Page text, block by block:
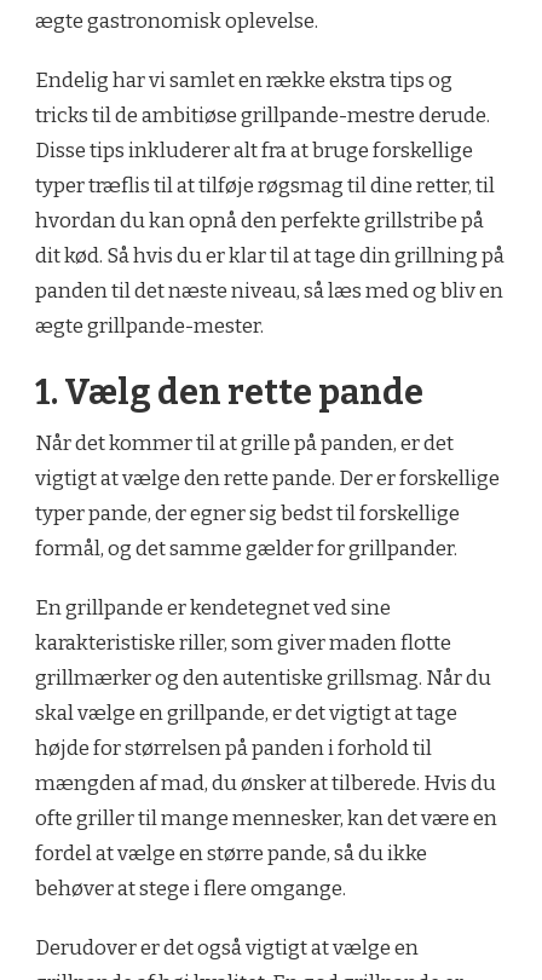
ægte gastronomisk oplevelse.
Endelig har vi samlet en række ekstra tips og
tricks til de ambitiøse grillpande-mestre derude.
Disse tips inkluderer alt fra at bruge forskellige
typer træflis til at tilføje røgsmag til dine retter, til
hvordan du kan opnå den perfekte grillstribe på
dit kød. Så hvis du er klar til at tage din grillning på
panden til det næste niveau, så læs med og bliv en
ægte grillpande-mester.
1. Vælg den rette pande
Når det kommer til at grille på panden, er det
vigtigt at vælge den rette pande. Der er forskellige
typer pande, der egner sig bedst til forskellige
formål, og det samme gælder for grillpander.
En grillpande er kendetegnet ved sine
karakteristiske riller, som giver maden flotte
grillmærker og den autentiske grillsmag. Når du
skal vælge en grillpande, er det vigtigt at tage
højde for størrelsen på panden i forhold til
mængden af mad, du ønsker at tilberede. Hvis du
ofte griller til mange mennesker, kan det være en
fordel at vælge en større pande, så du ikke
behøver at stege i flere omgange.
Derudover er det også vigtigt at vælge en